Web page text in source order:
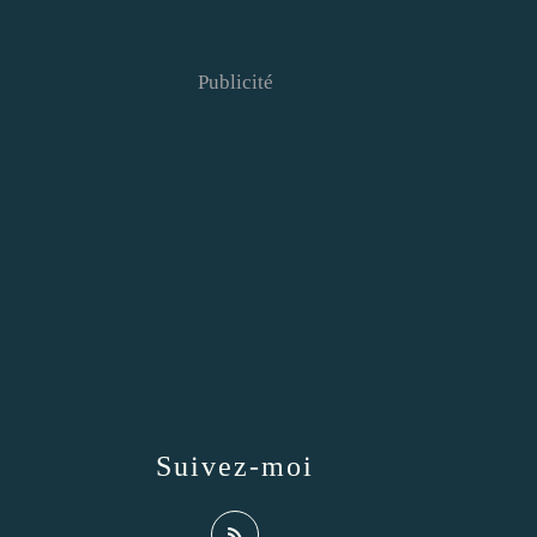
Suivez-moi
Publicité